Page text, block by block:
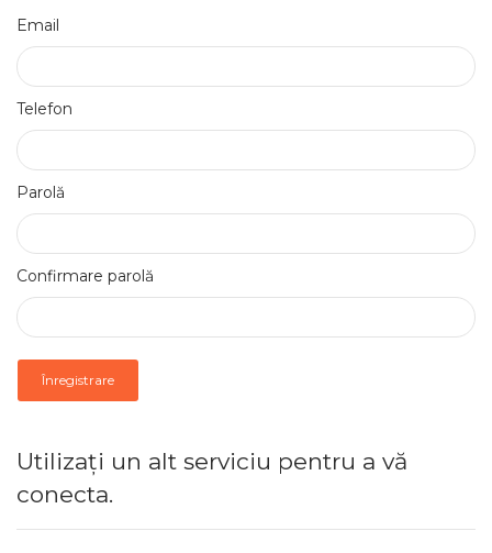
Email
Telefon
Parolă
Confirmare parolă
Înregistrare
Utilizați un alt serviciu pentru a vă
conecta.